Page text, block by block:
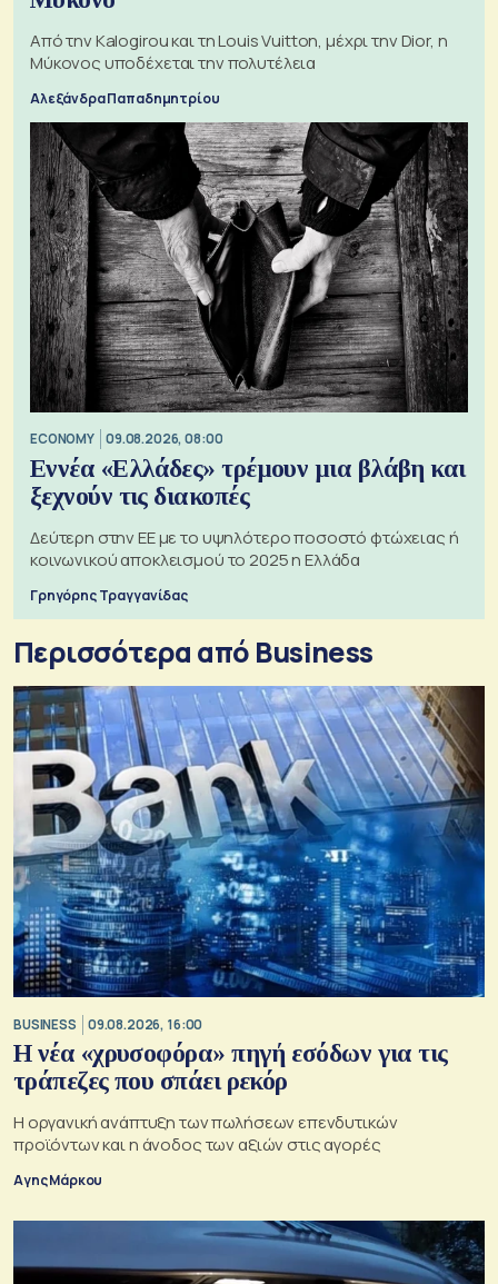
Από την Kalogirou και τη Louis Vuitton, μέχρι την Dior, η
Μύκονος υποδέχεται την πολυτέλεια
Αλεξάνδρα Παπαδημητρίου
ECONOMY 09.08.2026, 08:00
Εννέα «Ελλάδες» τρέμουν μια βλάβη και
ξεχνούν τις διακοπές
Δεύτερη στην ΕΕ με το υψηλότερο ποσοστό φτώχειας ή
κοινωνικού αποκλεισμού το 2025 η Ελλάδα
Γρηγόρης Τραγγανίδας
Περισσότερα από Business
BUSINESS 09.08.2026, 16:00
Η νέα «χρυσοφόρα» πηγή εσόδων για τις
τράπεζες που σπάει ρεκόρ
Η οργανική ανάπτυξη των πωλήσεων επενδυτικών
προϊόντων και η άνοδος των αξιών στις αγορές
Αγης Μάρκου